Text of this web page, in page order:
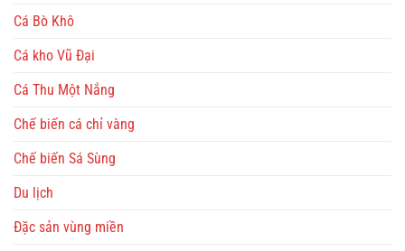
Cá Bò Khô
Cá kho Vũ Đại
Cá Thu Một Nắng
Chế biến cá chỉ vàng
Chế biến Sá Sùng
Du lịch
Đặc sản vùng miền